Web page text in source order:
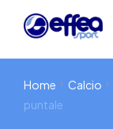
Home Calcio
puntale